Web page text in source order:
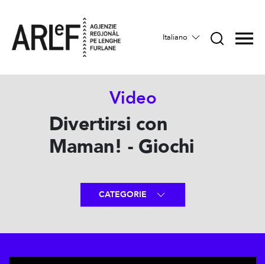
Italiano
Video
Divertirsi con
Maman! - Giochi
CATEGORIE